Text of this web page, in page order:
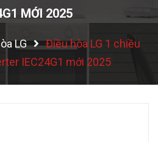
MỚI 2025
LG
Điều hòa LG 1 chiều
IEC24G1 mới 2025